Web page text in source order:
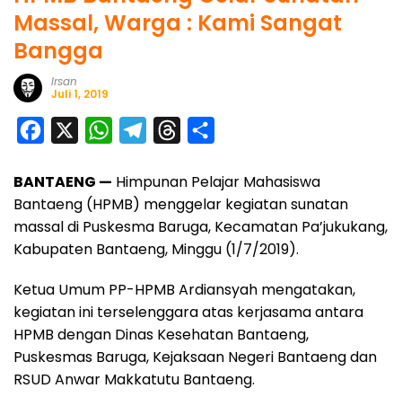
Massal, Warga : Kami Sangat
Bangga
Irsan
Juli 1, 2019
c
e
b
o
o
k
W
a
t
s
p
p
l
e
g
a
m
r
e
a
s
a
r
e
BANTAENG — Himpunan Pelajar Mahasiswa
Bantaeng (HPMB) menggelar kegiatan sunatan
massal di Puskesma Baruga, Kecamatan Pa’jukukang,
Kabupaten Bantaeng, Minggu (1/7/2019).
Ketua Umum PP-HPMB Ardiansyah mengatakan,
kegiatan ini terselenggara atas kerjasama antara
HPMB dengan Dinas Kesehatan Bantaeng,
Puskesmas Baruga, Kejaksaan Negeri Bantaeng dan
RSUD Anwar Makkatutu Bantaeng.